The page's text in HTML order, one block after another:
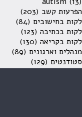
הפרעות קשב (203)
לקות בחישובים (84)
לקות בכתיבה (123)
לקות בקריאה (130)
מנהלים וארגונים (89)
סטודנטים (129)